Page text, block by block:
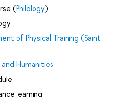
(Philology)
of Physical Training (Saint
Humanities
learning